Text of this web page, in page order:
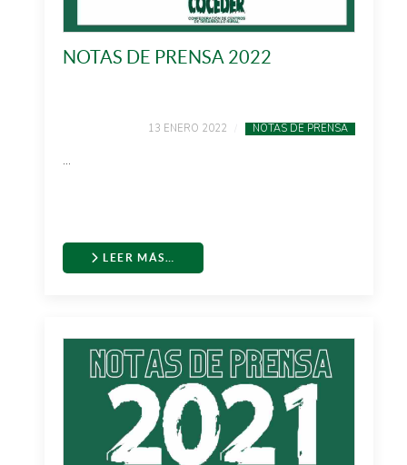
NOTAS DE PRENSA 2022
13 ENERO 2022 NOTAS DE PRENSA
...
LEER MÁS…